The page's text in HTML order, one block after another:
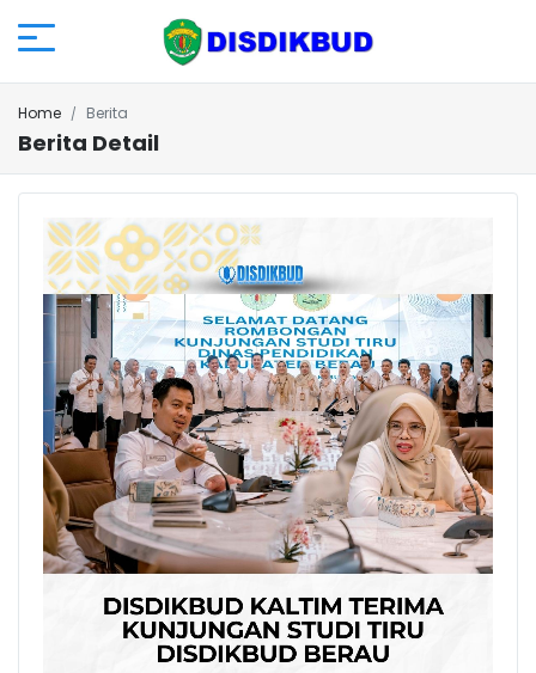
Home Berita
Berita Detail